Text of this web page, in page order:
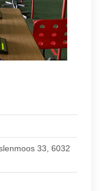
33, 6032